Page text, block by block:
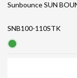
Sunbounce SUN
SNB100-110STK